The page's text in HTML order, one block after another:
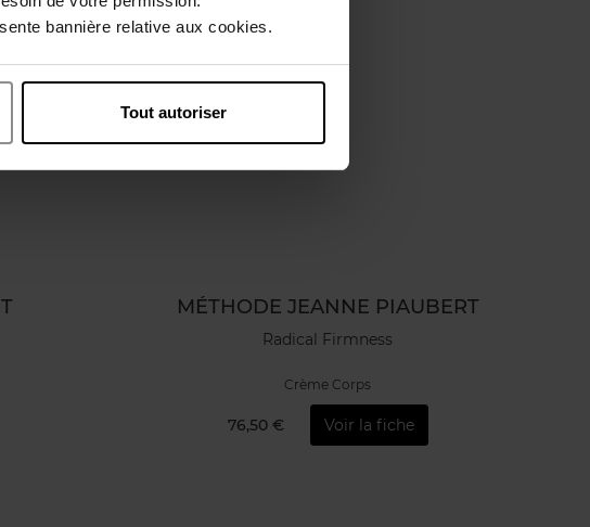
bannière relative aux cookies.
Tout autoriser
MÉTHODE JEANNE PIAUBERT
Radical Firmness
Crème Corps
76,50 € Voir la fiche